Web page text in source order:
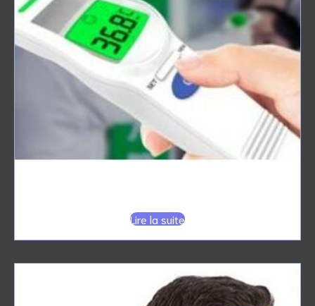
Lire la suite